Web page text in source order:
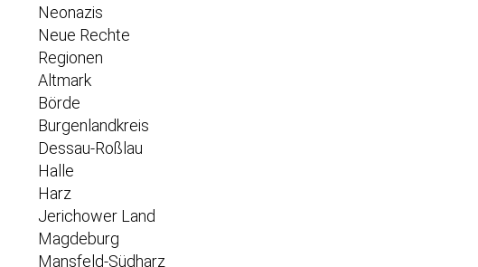
Neonazis
Neue Rechte
Regionen
Altmark
Börde
Burgenlandkreis
Dessau-Roßlau
Halle
Harz
Jerichower Land
Magdeburg
Mansfeld-Südharz